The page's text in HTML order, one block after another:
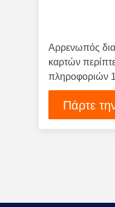
Αρρενωπός
καρτών
πληροφοριών
αφής σημείων
Πάρτε